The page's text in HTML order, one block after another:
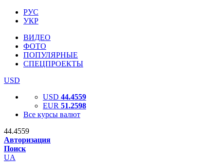
РУС
УКР
ВИДЕО
ФОТО
ПОПУЛЯРНЫЕ
СПЕЦПРОЕКТЫ
USD
USD 44.4559
EUR 51.2598
Все курсы валют
44.4559
Авторизация
Поиск
UA